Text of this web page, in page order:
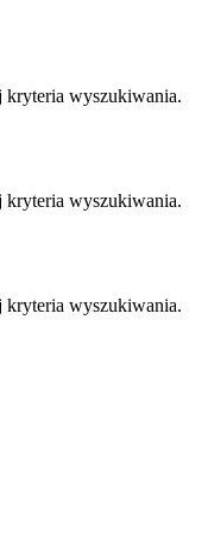
kryteria wyszukiwania.
kryteria wyszukiwania.
kryteria wyszukiwania.